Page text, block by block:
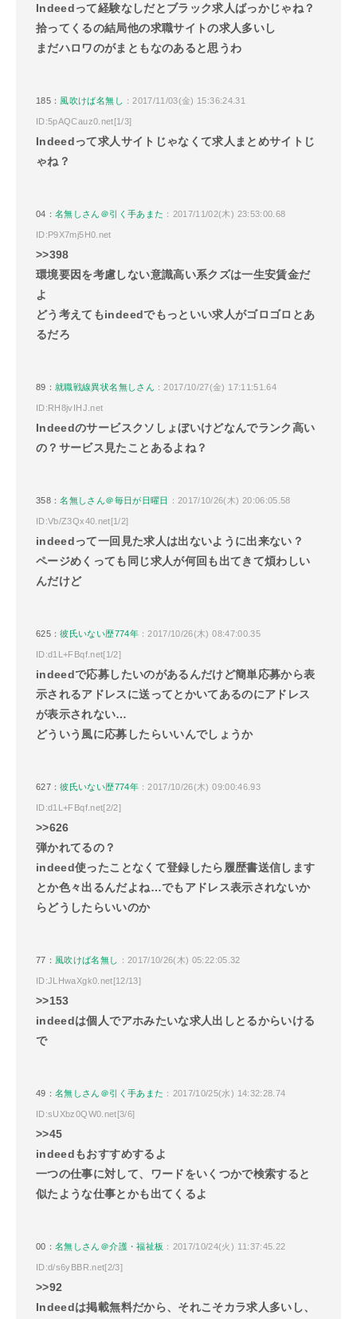
Indeedって経験なしだとブラック求人ばっかじゃね？
拾ってくるの結局他の求職サイトの求人多いし
まだハロワのがまともなのあると思うわ
185： 風吹けば名無し ：2017/11/03(金) 15:36:24.31
ID:5pAQCauz0.net[1/3]
Indeedって求人サイトじゃなくて求人まとめサイトじ
ゃね？
04：名無しさん＠引く手あまた ：2017/11/02(木) 23:53:00.68
ID:P9X7mj5H0.net
>>398
環境要因を考慮しない意識高い系クズは一生安賃金だ
よ
どう考えてもindeedでもっといい求人がゴロゴロとあ
るだろ
89：就職戦線異状名無しさん ：2017/10/27(金) 17:11:51.64
ID:RH8jvIHJ.net
Indeedのサービスクソしょぼいけどなんでランク高い
の？サービス見たことあるよね？
358：名無しさん＠毎日が日曜日 ：2017/10/26(木) 20:06:05.58
ID:Vb/Z3Qx40.net[1/2]
indeedって一回見た求人は出ないように出来ない？
ページめくっても同じ求人が何回も出てきて煩わしい
んだけど
625：彼氏いない歴774年：2017/10/26(木) 08:47:00.35
ID:d1L+FBqf.net[1/2]
indeedで応募したいのがあるんだけど簡単応募から表
示されるアドレスに送ってとかいてあるのにアドレス
が表示されない…
どういう風に応募したらいいんでしょうか
627：彼氏いない歴774年：2017/10/26(木) 09:00:46.93
ID:d1L+FBqf.net[2/2]
>>626
弾かれてるの？
indeed使ったことなくて登録したら履歴書送信します
とか色々出るんだよね…でもアドレス表示されないか
らどうしたらいいのか
77： 風吹けば名無し ：2017/10/26(木) 05:22:05.32
ID:JLHwaXgk0.net[12/13]
>>153
indeedは個人でアホみたいな求人出しとるからいける
で
49：名無しさん＠引く手あまた ：2017/10/25(水) 14:32:28.74
ID:sUXbz0QW0.net[3/6]
>>45
indeedもおすすめするよ
一つの仕事に対して、ワードをいくつかで検索すると
似たような仕事とかも出てくるよ
00：名無しさん＠介護・福祉板 ：2017/10/24(火) 11:37:45.22
ID:d/s6yBBR.net[2/3]
>>92
Indeedは掲載無料だから、それこそカラ求人多いし、